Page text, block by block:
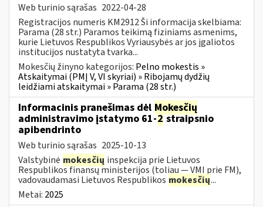
Web turinio sąrašas 2022-04-28
Registracijos numeris KM2912 Ši informacija skelbiama:
Parama (28 str.) Paramos teikimą fiziniams asmenims,
kurie Lietuvos Respublikos Vyriausybės ar jos įgaliotos
institucijos nustatyta tvarka...
Mokesčių žinyno kategorijos: Pelno mokestis »
Atskaitymai (PMĮ V, VI skyriai) » Ribojamų dydžių
leidžiami atskaitymai » Parama (28 str.)
Informacinis pranešimas dėl Mokesčių
administravimo įstatymo 61-2straipsnio
apibendrinto
Web turinio sąrašas 2025-10-13
Valstybinė mokesčių inspekcija prie Lietuvos
Respublikos finansų ministerijos (toliau — VMI prie FM),
vadovaudamasi Lietuvos Respublikos mokesčių...
Metai: 2025